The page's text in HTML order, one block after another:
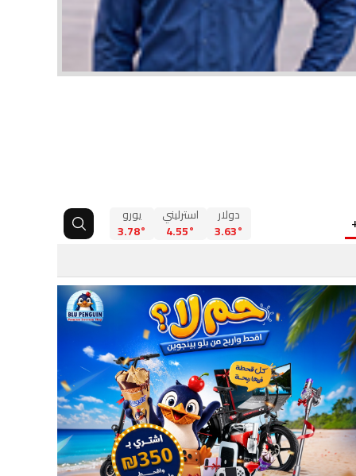
دولار
3.63°
استرليني
4.55°
يورو
3.78°